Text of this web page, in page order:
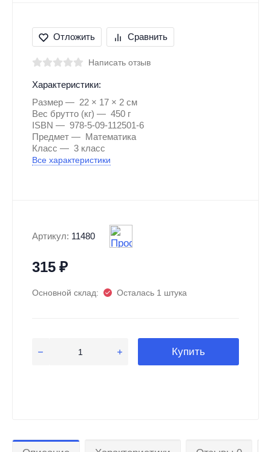
Отложить Сравнить
Написать отзыв
Характеристики:
Размер
22 × 17 × 2 см
Вес брутто (кг)
450 г
ISBN
978-5-09-112501-6
Предмет
Математика
Класс
3 класс
Все характеристики
Артикул: 11480
315₽
Основной склад: Осталась 1 штука
Купить